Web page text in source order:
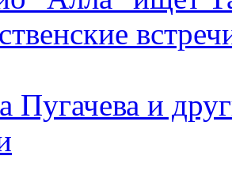
Пугачева и